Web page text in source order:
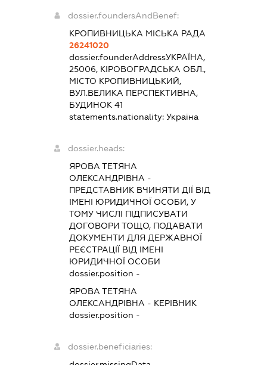
dossier.foundersAndBenef:
КРОПИВНИЦЬКА МІСЬКА РАДА
26241020
dossier.founderAddressУКРАЇНА,
25006, КІРОВОГРАДСЬКА ОБЛ.,
МІСТО КРОПИВНИЦЬКИЙ,
ВУЛ.ВЕЛИКА ПЕРСПЕКТИВНА,
БУДИНОК 41
statements.nationality:Україна
dossier.heads:
ЯРОВА ТЕТЯНА
ОЛЕКСАНДРІВНА -
ПРЕДСТАВНИК ВЧИНЯТИ ДІЇ ВІД
ІМЕНІ ЮРИДИЧНОЇ ОСОБИ, У
ТОМУ ЧИСЛІ ПІДПИСУВАТИ
ДОГОВОРИ ТОЩО, ПОДАВАТИ
ДОКУМЕНТИ ДЛЯ ДЕРЖАВНОЇ
РЕЄСТРАЦІЇ ВІД ІМЕНІ
ЮРИДИЧНОЇ ОСОБИ
dossier.position -
ЯРОВА ТЕТЯНА
ОЛЕКСАНДРІВНА - КЕРІВНИК
dossier.position -
dossier.beneficiaries: